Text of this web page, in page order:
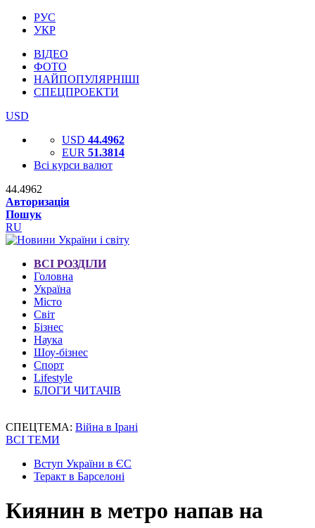
РУС
УКР
ВІДЕО
ФОТО
НАЙПОПУЛЯРНІШІ
СПЕЦПРОЕКТИ
USD
USD 44.4962
EUR 51.3814
Всі курси валют
44.4962
Авторизація
Пошук
RU
ВСІ РОЗДІЛИ
Головна
Україна
Місто
Світ
Бізнес
Наука
Шоу-бізнес
Спорт
Lifestyle
БЛОГИ ЧИТАЧІВ
СПЕЦТЕМА: Війна в Ірані
ВСІ ТЕМИ
Вступ України в ЄС
Теракт в Барселоні
Киянин в метро напав на